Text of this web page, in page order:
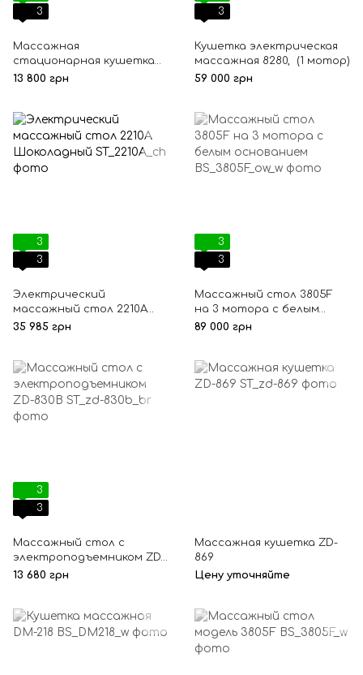
3
Массажная
стационарная кушетка
КМ-04 Black
13 800 грн
3
Кушетка электрическая
массажная 8280, (1 мотор)
59 000 грн
3
3
Электрический
массажный стол 2210A
Шоколадный
35 985 грн
3
3
Массажный стол 3805F
на 3 мотора с белым
основанием
89 000 грн
3
3
Массажный стол с
электроподъемником ZD-
830B
13 680 грн
Массажная кушетка ZD-
869
Цену уточняйте